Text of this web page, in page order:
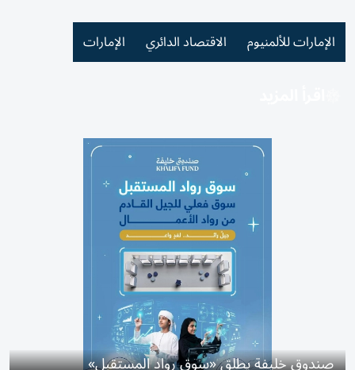
الإمارات للألمنيوم الاقتصاد الدائري الإمارات
صندوق خليفة يطلق «سوق رواد المستقبل»